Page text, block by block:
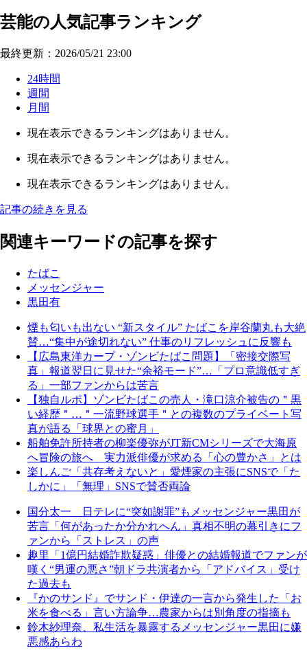
芸能の人気記事ランキング
最終更新：2026/05/21 23:00
24時間
週間
月間
現在表示できるランキングはありません。
現在表示できるランキングはありません。
現在表示できるランキングはありません。
記事の続きを見る
関連キーワードの記事を探す
たばこ
メッセンジャー
黒田有
煙も匂いも出ない “新スタイル” たばこを岸谷蘭丸も大絶
賛…“集中が途切れない” 仕事のリフレッシュに反響も
【広島東洋カープ・ゾンビたばこ問題】「密接交際写
真」報道翌日に見せた“余裕モード”…「プロ意識低すぎ
る」一部ファンからは苦言
【独自ルポ】ゾンビたばこの売人・滝口涼介被告の＂黒
い経歴＂…＂一流野球選手＂との複数のプライベート写
真が語る「球界との蜜月」
船舶免許所持者の柳楽優弥がJT新CMシリーズで大海原
へ冒険の旅へ 実力派俳優が求める「心の豊かさ」とは
楽しんご「共存考えないと」愛煙家の主張にSNSで「た
しかに」「無理」SNSで賛否両論
国分太一 日テレに“突如謝罪”もメッセンジャー黒田が
苦言「何があったか分かれへん」真相不明の幕引きにフ
ァンから「ストレス」の声
趣里「1億円結婚詐欺疑惑」俳優との結婚報道でファンが
嘆く“男運の悪さ”朝ドラ共演者から「アドバイス」受け
た過去も
『かのサンド』でサンド・伊達の一言から発生した「お
米を食べる」言い方論争…農家からは別角度の指摘も
鈴木紗理奈、私生活を暴露するメッセンジャー黒田に嫌
悪感あらわ